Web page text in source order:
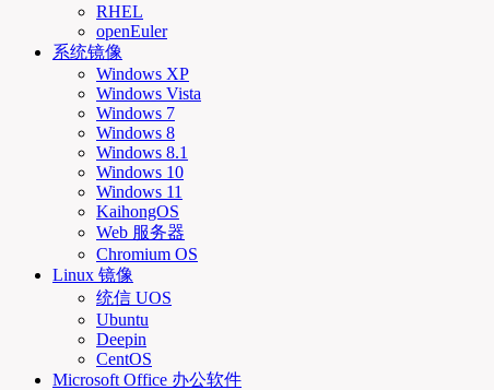
RHEL
openEuler
系统镜像
Windows XP
Windows Vista
Windows 7
Windows 8
Windows 8.1
Windows 10
Windows 11
KaihongOS
Web 服务器
Chromium OS
Linux 镜像
统信 UOS
Ubuntu
Deepin
CentOS
Microsoft Office 办公软件